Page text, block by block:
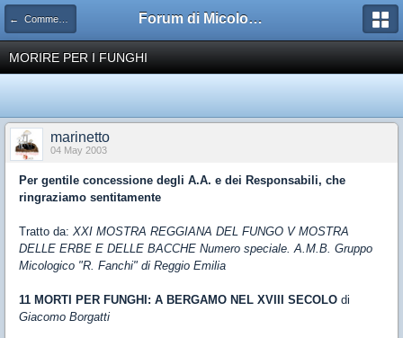
← Commestibilità dei funghi Forum di Micologia AMB Gruppo di Muggia e del Carso
MORIRE PER I FUNGHI
marinetto
04 May 2003
Per gentile concessione degli A.A. e dei Responsabili, che
ringraziamo sentitamente
Tratto da: XXI MOSTRA REGGIANA DEL FUNGO V MOSTRA
DELLE ERBE E DELLE BACCHE Numero speciale. A.M.B. Gruppo
Micologico "R. Fanchi" di Reggio Emilia
11 MORTI PER FUNGHI: A BERGAMO NEL XVIII SECOLO di
Giacomo Borgatti